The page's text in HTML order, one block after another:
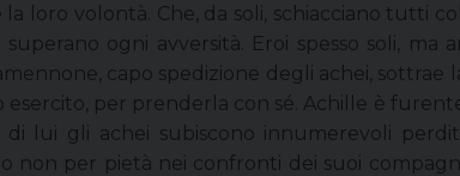
loro volontà. Che, da soli, schiacciano tutti
ogni avversità. Eroi spesso soli, ma
capo spedizione degli achei, sottrae
per prenderla con sé. Achille è
lui gli achei subiscono innumerevoli
non per pietà nei confronti dei suoi